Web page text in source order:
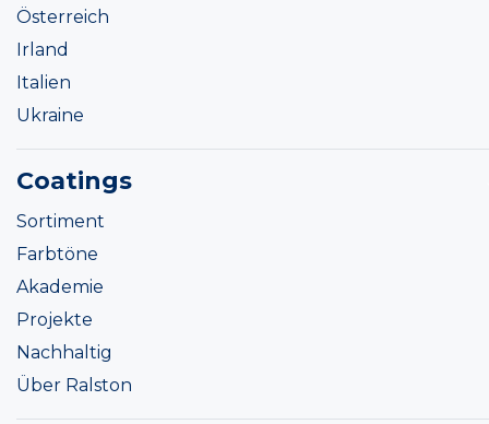
Österreich
Irland
Italien
Ukraine
Coatings
Sortiment
Farbtöne
Akademie
Projekte
Nachhaltig
Über Ralston